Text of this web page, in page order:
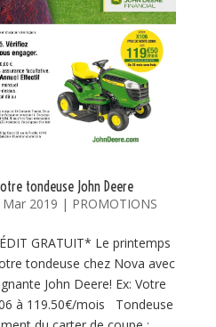
tondeuse John Deere
Mar 2019 | PROMOTIONS
GRATUIT* Le printemps
tondeuse chez Nova avec
John Deere! Ex: Votre
à 119.50€/mois Tondeuse